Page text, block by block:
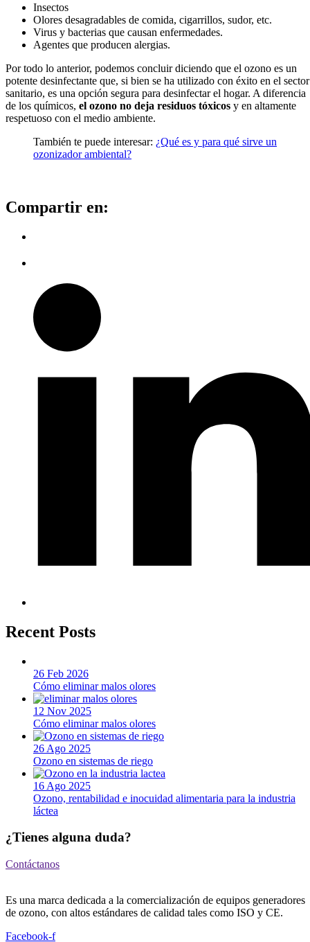
Insectos
Olores desagradables de comida, cigarrillos, sudor, etc.
Virus y bacterias que causan enfermedades.
Agentes que producen alergias.
Por todo lo anterior, podemos concluir diciendo que el ozono es un
potente desinfectante que, si bien se ha utilizado con éxito en el sector
sanitario, es una opción segura para desinfectar el hogar. A diferencia
de los químicos, el ozono no deja residuos tóxicos y en altamente
respetuoso con el medio ambiente.
También te puede interesar: ¿Qué es y para qué sirve un
ozonizador ambiental?
Compartir en:
Recent Posts
26 Feb 2026
Cómo eliminar malos olores
12 Nov 2025
Cómo eliminar malos olores
26 Ago 2025
Ozono en sistemas de riego
16 Ago 2025
Ozono, rentabilidad e inocuidad alimentaria para la industria
láctea
¿Tienes alguna duda?
Contáctanos
Es una marca dedicada a la comercialización de equipos generadores
de ozono, con altos estándares de calidad tales como ISO y CE.
Facebook-f